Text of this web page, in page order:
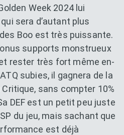
Week 2024 lui
sera d’autant plus
Boo est très puissante.
supports monstrueux
rester très fort même en-
subies, il gagnera de la
sans compter 10%
DEF est un petit peu juste
du jeu, mais sachant que
est déjà